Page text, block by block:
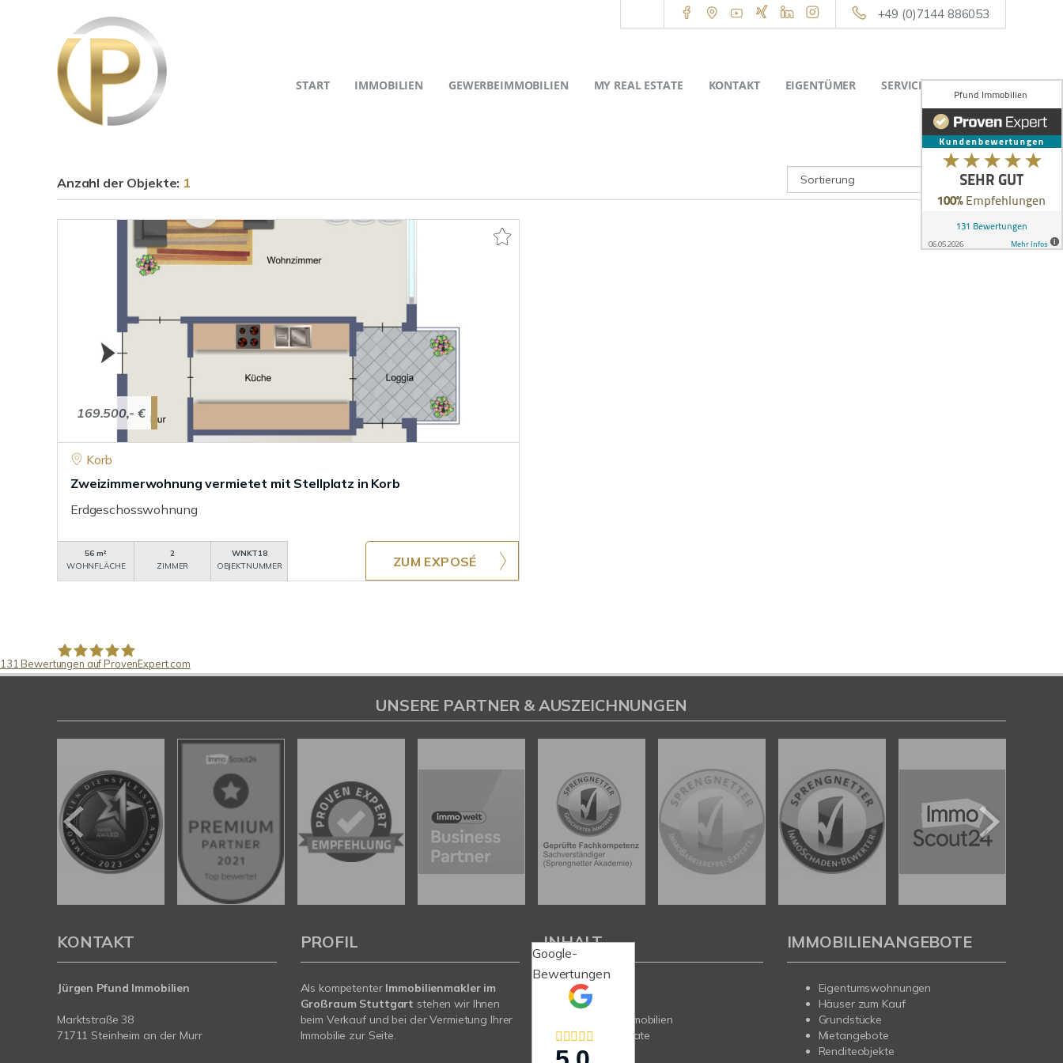
+49 (0)7144 886053
START IMMOBILIEN GEWERBEIMMOBILIEN MY REAL ESTATE KONTAKT EIGENTÜMER SERVICE ÜBER UNS
Anzahl der Objekte: 1
169.500,- €
Korb
Zweizimmerwohnung vermietet mit Stellplatz in Korb
Erdgeschosswohnung
56 m²
WOHNFLÄCHE
2
ZIMMER
WNKT18
OBJEKTNUMMER
ZUM EXPOSÉ
Google-
Bewertungen
131 Bewertungen auf ProvenExpert.com
UNSERE PARTNER & AUSZEICHNUNGEN
KONTAKT
Jürgen Pfund Immobilien
Marktstraße 38
71711 Steinheim an der Murr
PROFIL
Als kompetenter Immobilienmakler im
Großraum Stuttgart stehen wir Ihnen
beim Verkauf und bei der Vermietung Ihrer
Immobilie zur Seite.
INHALT
Start
Immobilien
Gewerbeimmobilien
My Real Estate
Kontakt
IMMOBILIENANGEBOTE
Eigentumswohnungen
Häuser zum Kauf
Grundstücke
Mietangebote
Renditeobjekte